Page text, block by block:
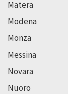
Matera
Modena
Monza
Messina
Novara
Nuoro